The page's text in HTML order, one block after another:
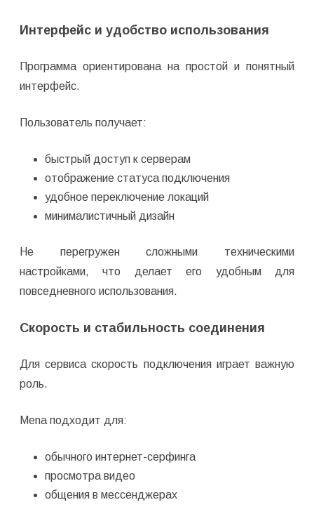
Интерфейс и удобство использования
Программа ориентирована на простой и понятный
интерфейс.
Пользователь получает:
быстрый доступ к серверам
отображение статуса подключения
удобное переключение локаций
минималистичный дизайн
Не перегружен сложными техническими
настройками, что делает его удобным для
повседневного использования.
Скорость и стабильность соединения
Для сервиса скорость подключения играет важную
роль.
Mena подходит для:
обычного интернет-серфинга
просмотра видео
общения в мессенджерах